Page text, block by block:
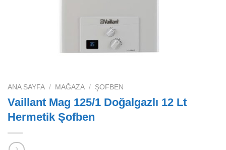
ANA SAYFA / MAĞAZA / ŞOFBEN
Vaillant Mag 125/1 Doğalgazlı 12 Lt
Hermetik Şofben